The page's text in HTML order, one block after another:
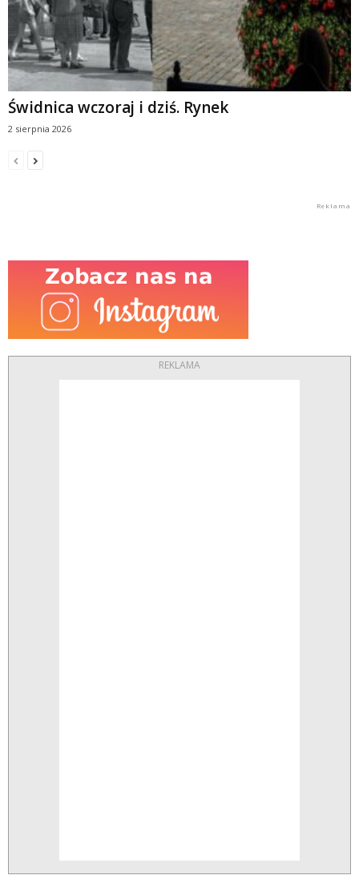
Świdnica wczoraj i dziś. Rynek
2 sierpnia 2026
REKLAMA